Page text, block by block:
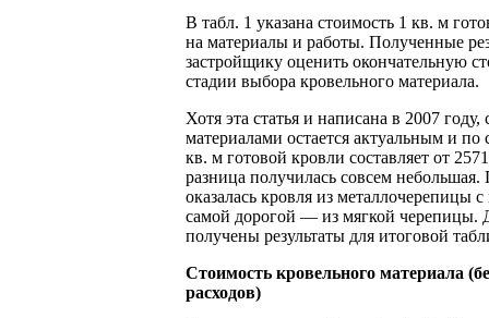
В табл. 1 указана стоимость 1 кв. м
на материалы и работы. Полученные
застройщику оценить окончательную
стадии выбора кровельного материала.
Хотя эта статья и написана в 2007
материалами остается актуальным и по
кв. м готовой кровли составляет от
разница получилась совсем
оказалась кровля из металлочерепицы
самой дорогой — из мягкой черепицы.
получены результаты для итоговой
Стоимость кровельного материала
расходов)